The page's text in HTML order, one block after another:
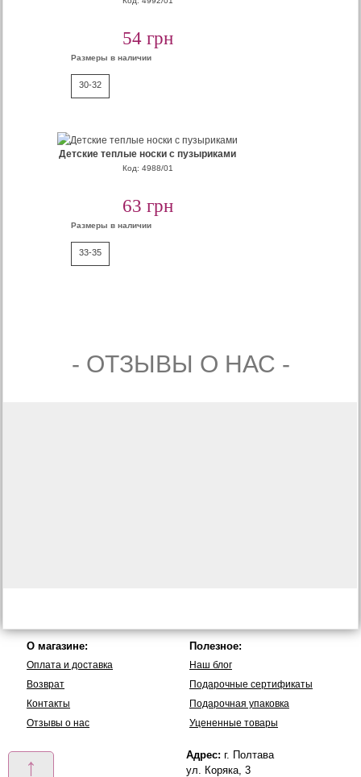
54 грн
Размеры в наличии
30-32
Детские теплые носки с пузыриками
Код: 4988/01
63 грн
Размеры в наличии
33-35
- ОТЗЫВЫ О НАС -
↑
О магазине:
Оплата и доставка
Возврат
Контакты
Отзывы о нас
Полезное:
Наш блог
Подарочные сертификаты
Подарочная упаковка
Уцененные товары
Адрес: г. Полтава
ул. Коряка, 3